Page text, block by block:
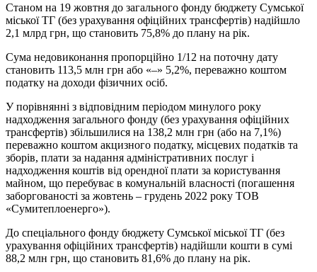
Станом на 19 жовтня до загального фонду бюджету Сумської
міської ТГ (без урахування офіційних трансфертів) надійшло
2,1 млрд грн, що становить 75,8% до плану на рік.
Сума недовиконання пропорційно 1/12 на поточну дату
становить 113,5 млн грн або «–» 5,2%, переважно коштом
податку на доходи фізичних осіб.
У порівнянні з відповідним періодом минулого року
надходження загального фонду (без урахування офіційних
трансфертів) збільшилися на 138,2 млн грн (або на 7,1%)
переважно коштом акцизного податку, місцевих податків та
зборів, плати за надання адміністративних послуг і
надходження коштів від орендної плати за користування
майном, що перебуває в комунальній власності (погашення
заборгованості за жовтень – грудень 2022 року ТОВ
«Сумитеплоенерго»).
До спеціального фонду бюджету Сумської міської ТГ (без
урахування офіційних трансфертів) надійшли кошти в сумі
88,2 млн грн, що становить 81,6% до плану на рік.